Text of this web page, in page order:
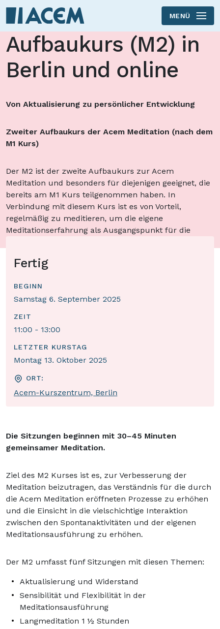
Skip to main content
MENÜ
Aufbaukurs (M2) in
Berlin und online
Von Aktualisierung zu persönlicher Entwicklung
Zweiter Aufbaukurs der Acem Meditation (nach dem
M1 Kurs)
Der M2 ist der zweite Aufbaukurs zur Acem
Meditation und besonders für diejenigen geeignet, die
bereits am M1 Kurs teilgenommen haben. In
Verbindung mit diesem Kurs ist es von Vorteil,
regelmäßig zu meditieren, um die eigene
Meditationserfahrung als Ausgangspunkt für die
Fertig
BEGINN
Samstag 6. September 2025
ZEIT
11:00 - 13:00
LETZTER KURSTAG
Montag 13. Oktober 2025
ORT:
Acem-Kurszentrum, Berlin
Die Sitzungen beginnen mit 30–45 Minuten
gemeinsamer Meditation.
Ziel des M2 Kurses ist es, zur Verbesserung der
Meditation beizutragen, das Verständnis für die durch
die Acem Meditation eröffneten Prozesse zu erhöhen
und die Einsicht in die vielschichtige Interaktion
zwischen den Spontanaktivitäten und der eigenen
Meditationsausführung zu erhöhen.
Der M2 umfasst fünf Sitzungen mit diesen Themen:
Aktualisierung und Widerstand
Sensibilität und Flexibilität in der
Meditationsausführung
Langmeditation 1 ½ Stunden